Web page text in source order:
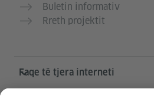
Buletin informativ
Rreth projektit
Faqe të tjera interneti